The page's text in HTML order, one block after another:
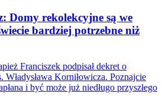
Domy rekolekcyjne są we
bardziej potrzebne niż
Franciszek podpisał dekret o
Władysława Korniłowicza. Poznajcie
i być może już niedługo przyszłego